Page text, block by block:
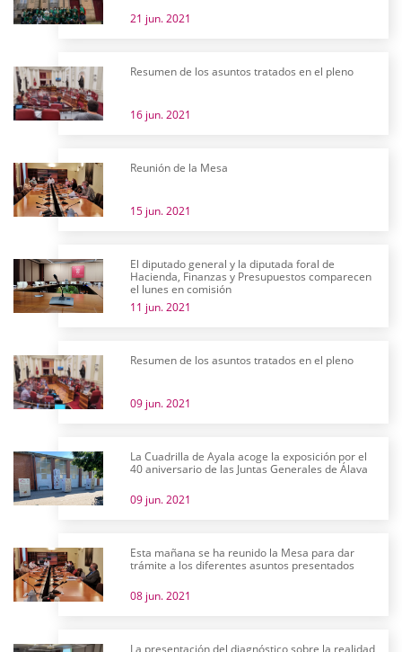
21 jun. 2021
Resumen de los asuntos tratados en el pleno
16 jun. 2021
Reunión de la Mesa
15 jun. 2021
El diputado general y la diputada foral de
Hacienda, Finanzas y Presupuestos comparecen
el lunes en comisión
11 jun. 2021
Resumen de los asuntos tratados en el pleno
09 jun. 2021
La Cuadrilla de Ayala acoge la exposición por el
40 aniversario de las Juntas Generales de Álava
09 jun. 2021
Esta mañana se ha reunido la Mesa para dar
trámite a los diferentes asuntos presentados
08 jun. 2021
La presentación del diagnóstico sobre la realidad